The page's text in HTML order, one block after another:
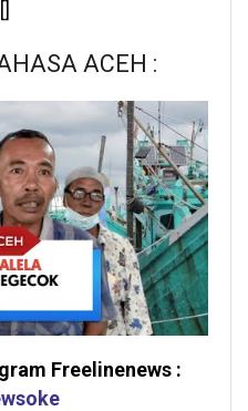
ACEH :
Freelinenews :